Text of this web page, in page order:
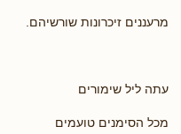
מרעננים זיכרונות שורשיהם.
עתה ליל שימורים
מכל הסימנים טועמים